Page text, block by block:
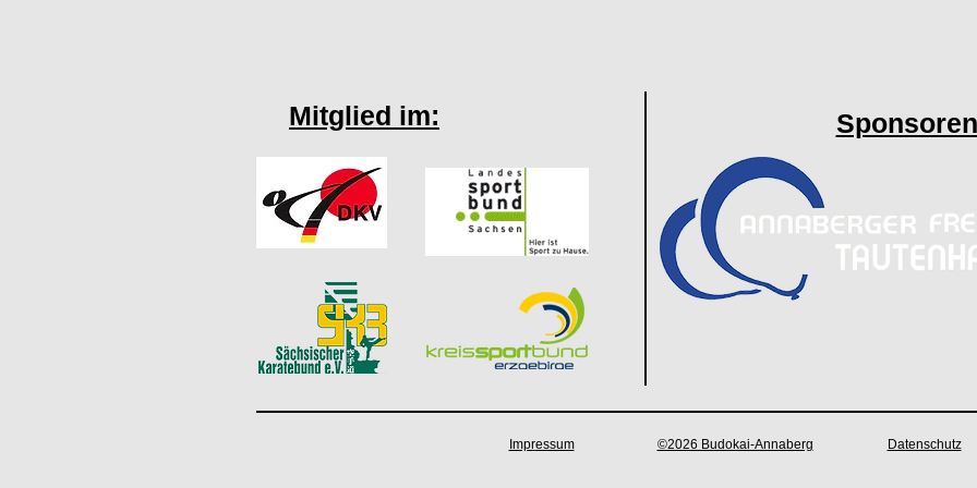
Mitglied im: Sponsoren
©2026 Budokai-Annaberg
Impressum Datenschutz